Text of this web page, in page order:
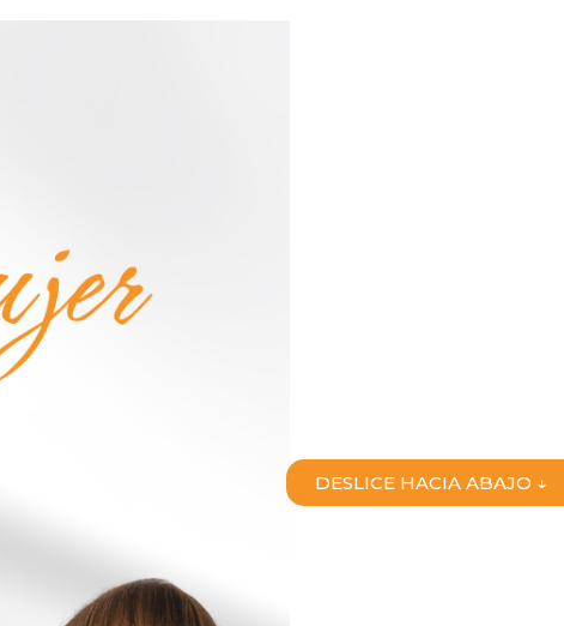
DESLICE HACIA ABAJO ↓